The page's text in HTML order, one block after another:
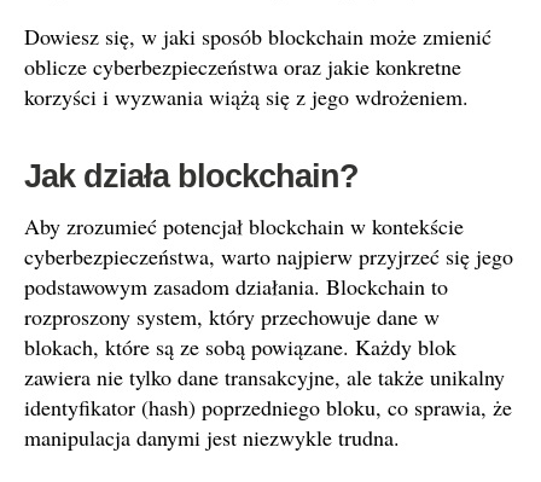
Dowiesz się, w jaki sposób blockchain może zmienić
oblicze cyberbezpieczeństwa oraz jakie konkretne
korzyści i wyzwania wiążą się z jego wdrożeniem.
Jak działa blockchain?
Aby zrozumieć potencjał blockchain w kontekście
cyberbezpieczeństwa, warto najpierw przyjrzeć się jego
podstawowym zasadom działania. Blockchain to
rozproszony system, który przechowuje dane w
blokach, które są ze sobą powiązane. Każdy blok
zawiera nie tylko dane transakcyjne, ale także unikalny
identyfikator (hash) poprzedniego bloku, co sprawia, że
manipulacja danymi jest niezwykle trudna.